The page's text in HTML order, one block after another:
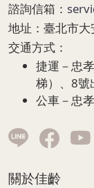
諮詢信箱：
地址： 臺北市大
交通方式：
捷運－忠
梯）、8號
公車－忠
關於佳齡